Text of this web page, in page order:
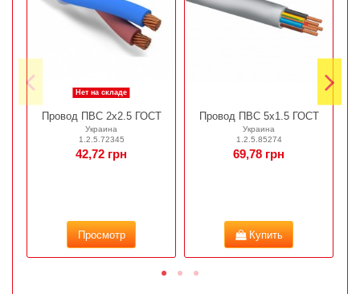
Нет на складе
Провод ПВС 2х2.5 ГОСТ
Украина
1.2.5.72345
42,72 грн
Просмотр
Провод ПВС 5х1.5 ГОСТ
Украина
1.2.5.85274
69,78 грн
Купить